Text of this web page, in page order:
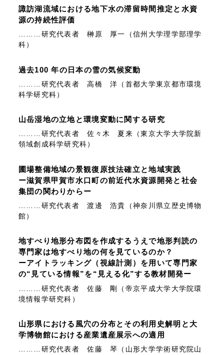
データベース
書籍情報
諏訪湖流域における地下水の滞留時間推定と水資
源の持続性評価
………研究代表者 榊原 厚一（信州大学理学部理学
科）
過去100 年の日本の雪の気候変動
………研究代表者 高橋 洋（首都大学東京都市環境
科学研究科）
山岳湿地の立地と環境変動に関する研究
………研究代表者 佐々木 夏来（東京大学大学院新
領域創成科学研究科）
圃場整備地域の景観復原技法確立と地域実践
ー滋賀県甲賀市水口町の前近代水資源開発と社会
集団の関わりからー
………研究代表者 渡邊 浩貴（神奈川県立歴史博物
館）
地すべり地形分布図を作成するうえで地形判読の
専門家は地すべり地の何を見ているのか？
ーアイトラッキング（視線計測）を用いて専門家
の“見ている情報”を“見える化”する教材開発ー
………研究代表者 佐藤 剛（帝京平成大学大学院環
境情報学研究科）
山形県における風穴の分布とその利用史解明と大
学博物館における産業遺産展示への適用
………研究代表者 佐藤 琴（山形大学学術研究院山